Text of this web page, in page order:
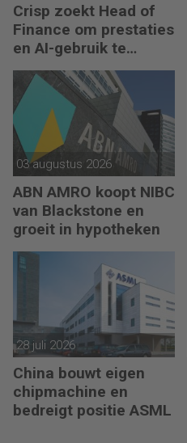
Crisp zoekt Head of
Finance om prestaties
en AI-gebruik te
versnellen
03 augustus 2026
ABN AMRO koopt NIBC
van Blackstone en
groeit in hypotheken
28 juli 2026
China bouwt eigen
chipmachine en
bedreigt positie ASML